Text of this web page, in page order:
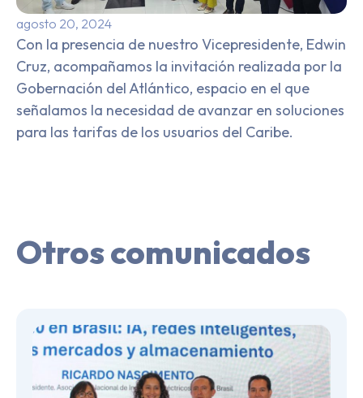
agosto 20, 2024
Con la presencia de nuestro Vicepresidente, Edwin
Cruz, acompañamos la invitación realizada por la
Gobernación del Atlántico, espacio en el que
señalamos la necesidad de avanzar en soluciones
para las tarifas de los usuarios del Caribe.
Otros comunicados